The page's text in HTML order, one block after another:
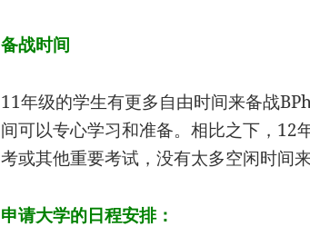
备战时间
11年级的学生有更多自由时间来备战
间可以专心学习和准备。相比之下，12
考或其他重要考试，没有太多空闲时间来
申请大学的日程安排：